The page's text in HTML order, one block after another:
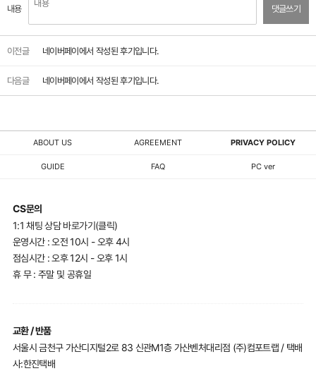
내용 댓글쓰기
이전글 네이버페이에서 작성된 후기입니다.
다음글 네이버페이에서 작성된 후기입니다.
ABOUT US AGREEMENT PRIVACY POLICY
GUIDE FAQ PC ver
CS문의
1:1 채팅 상담 바로가기(클릭)
운영시간 : 오전 10시 - 오후 4시
점심시간 : 오후 12시 - 오후 1시
휴 무 : 주말 및 공휴일
교환 / 반품
서울시 금천구 가산디지털2로 83 신관M1층 가산벤처대리점 (주)컴포트랩 / 택배
사:한진택배